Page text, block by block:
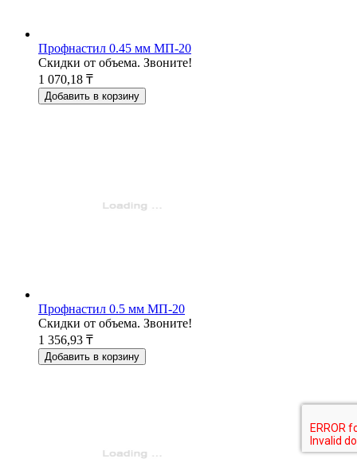
Профнастил 0.45 мм МП-20
Скидки от объема. Звоните!
1 070,18 ₸
Добавить в корзину
Профнастил 0.5 мм МП-20
Скидки от объема. Звоните!
1 356,93 ₸
Добавить в корзину